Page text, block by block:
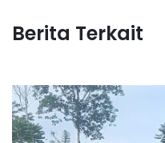
Berita Terkait